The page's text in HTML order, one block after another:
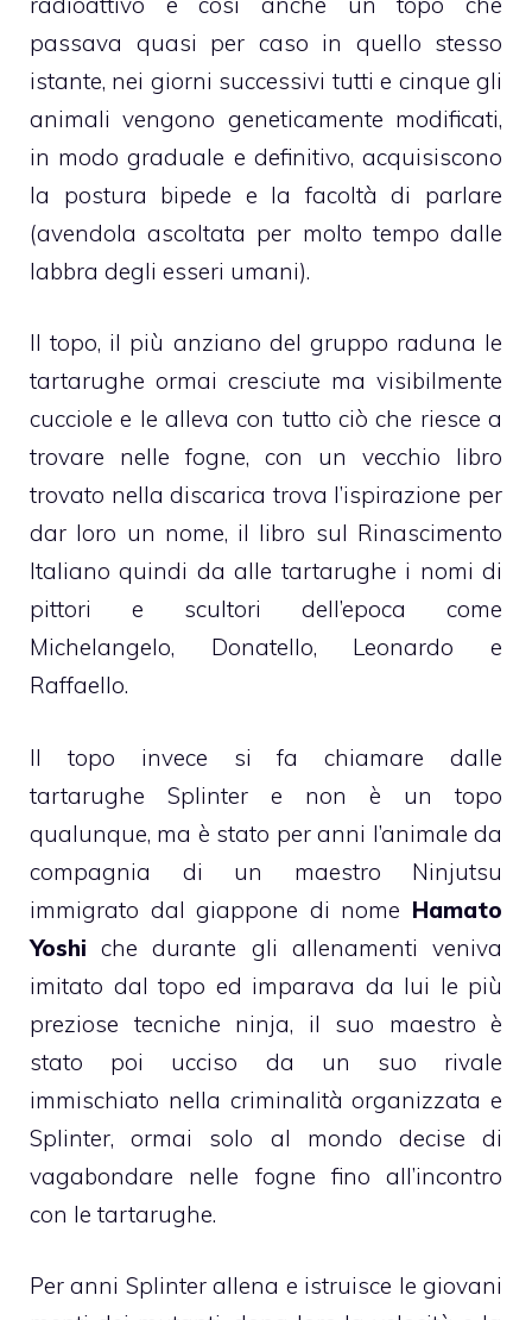
passava quasi per caso in quello stesso
istante, nei giorni successivi tutti e cinque gli
animali vengono geneticamente modificati,
in modo graduale e definitivo, acquisiscono
la postura bipede e la facoltà di parlare
(avendola ascoltata per molto tempo dalle
labbra degli esseri umani).
Il topo, il più anziano del gruppo raduna le
tartarughe ormai cresciute ma visibilmente
cucciole e le alleva con tutto ciò che riesce a
trovare nelle fogne, con un vecchio libro
trovato nella discarica trova l’ispirazione per
dar loro un nome, il libro sul Rinascimento
Italiano quindi da alle tartarughe i nomi di
pittori e scultori dell’epoca come
Michelangelo, Donatello, Leonardo e
Raffaello.
Il topo invece si fa chiamare dalle
tartarughe Splinter e non è un topo
qualunque, ma è stato per anni l’animale da
compagnia di un maestro Ninjutsu
immigrato dal giappone di nome Hamato
Yoshi che durante gli allenamenti veniva
imitato dal topo ed imparava da lui le più
preziose tecniche ninja, il suo maestro è
stato poi ucciso da un suo rivale
immischiato nella criminalità organizzata e
Splinter, ormai solo al mondo decise di
vagabondare nelle fogne fino all’incontro
con le tartarughe.
Per anni Splinter allena e istruisce le giovani